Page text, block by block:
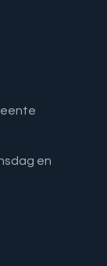
en